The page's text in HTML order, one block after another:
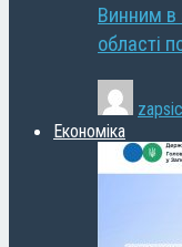
Винним в
області
Економіка